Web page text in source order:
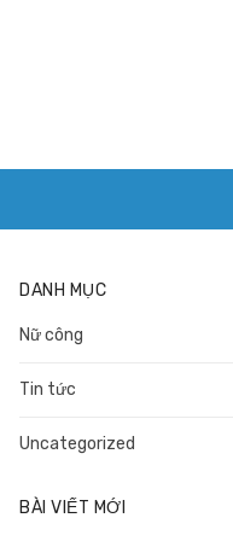
DANH MỤC
Nữ công
Tin tức
Uncategorized
BÀI VIẾT MỚI